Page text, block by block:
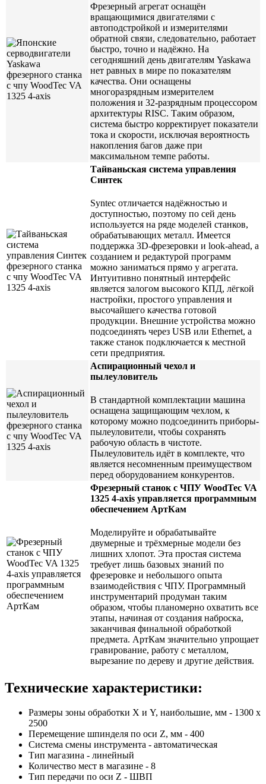
Фрезерный агрегат оснащён
вращающимися двигателями с
автоподстройкой и измерителями
обратной связи, следовательно, работает
быстро, точно и надёжно. На
сегодняшний день двигателям Yaskawa
нет равных в мире по показателям
качества. Они оснащены
многоразрядным измерителем
положения и 32-разрядным процессором
архитектуры RISC. Таким образом,
система быстро корректирует показатели
тока и скорости, исключая вероятность
накопления багов даже при
максимальном темпе работы.
Тайваньская система управления
Синтек
Syntec отличается надёжностью и
доступностью, поэтому по сей день
используется на ряде моделей станков,
обрабатывающих металл. Имеется
поддержка 3D-фрезеровки и look-ahead, а
созданием и редактурой программ
можно заниматься прямо у агрегата.
Интуитивно понятный интерфейс
является залогом высокого КПД, лёгкой
настройки, простого управления и
высочайшего качества готовой
продукции. Внешние устройства можно
подсоединять через USB или Ethernet, а
также станок подключается к местной
сети предприятия.
Аспирационный чехол и
пылеуловитель
В стандартной комплектации машина
оснащена защищающим чехлом, к
которому можно подсоединить приборы-
пылеуловители, чтобы сохранять
рабочую область в чистоте.
Пылеуловитель идёт в комплекте, что
является несомненным преимуществом
перед оборудованием конкурентов.
Фрезерный станок с ЧПУ WoodTec VA
1325 4-axis управляется программным
обеспечением АртКам
Моделируйте и обрабатывайте
двумерные и трёхмерные модели без
лишних хлопот. Эта простая система
требует лишь базовых знаний по
фрезеровке и небольшого опыта
взаимодействия с ЧПУ. Программный
инструментарий продуман таким
образом, чтобы планомерно охватить все
этапы, начиная от создания наброска,
заканчивая финальной обработкой
предмета. АртКам значительно упрощает
гравирование, работу с металлом,
вырезание по дереву и другие действия.
Технические характеристики:
Размеры зоны обработки X и Y, наибольшие, мм - 1300 х
2500
Перемещение шпинделя по оси Z, мм - 400
Система смены инструмента - автоматическая
Тип магазина - линейный
Количество мест в магазине - 8
Тип передачи по оси Z - ШВП